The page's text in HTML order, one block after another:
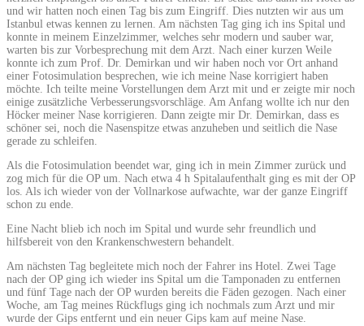
und wir hatten noch einen Tag bis zum Eingriff. Dies nutzten wir aus um
Istanbul etwas kennen zu lernen. Am nächsten Tag ging ich ins Spital und
konnte in meinem Einzelzimmer, welches sehr modern und sauber war,
warten bis zur Vorbesprechung mit dem Arzt. Nach einer kurzen Weile
konnte ich zum Prof. Dr. Demirkan und wir haben noch vor Ort anhand
einer Fotosimulation besprechen, wie ich meine Nase korrigiert haben
möchte. Ich teilte meine Vorstellungen dem Arzt mit und er zeigte mir noch
einige zusätzliche Verbesserungsvorschläge. Am Anfang wollte ich nur den
Höcker meiner Nase korrigieren. Dann zeigte mir Dr. Demirkan, dass es
schöner sei, noch die Nasenspitze etwas anzuheben und seitlich die Nase
gerade zu schleifen.
Als die Fotosimulation beendet war, ging ich in mein Zimmer zurück und
zog mich für die OP um. Nach etwa 4 h Spitalaufenthalt ging es mit der OP
los. Als ich wieder von der Vollnarkose aufwachte, war der ganze Eingriff
schon zu ende.
Eine Nacht blieb ich noch im Spital und wurde sehr freundlich und
hilfsbereit von den Krankenschwestern behandelt.
Am nächsten Tag begleitete mich noch der Fahrer ins Hotel. Zwei Tage
nach der OP ging ich wieder ins Spital um die Tamponaden zu entfernen
und fünf Tage nach der OP wurden bereits die Fäden gezogen. Nach einer
Woche, am Tag meines Rückflugs ging ich nochmals zum Arzt und mir
wurde der Gips entfernt und ein neuer Gips kam auf meine Nase.